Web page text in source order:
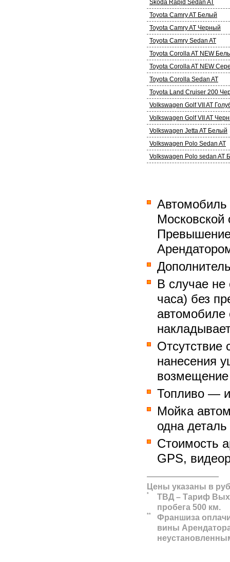
Skoda Rapid Sedan AT
Toyota Camry AT Белый
Toyota Camry AT Черный
Toyota Camry Sedan AT
Toyota Corolla AT NEW
Toyota Corolla AT NEW
Toyota Corolla Sedan AT
Toyota Land Cruiser 200
Volkswagen Golf VII AT
Volkswagen Golf VII AT
Volkswagen Jetta AT Белый
Volkswagen Polo Sedan AT
Volkswagen Polo sedan AT
Автомобиль
Московской
Превышение
В случае не
часа) без
Отсутствие
нанесения
возмещение
Топливо —
Мойка
одна
Стоимость
GPS,
Цены указаны в
*
ТВД – Тариф
пробега 500 км.
**
Франшиза
вины